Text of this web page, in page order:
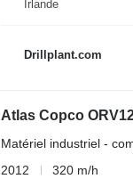
Irlande
Drillplant.com
Atlas Copco
Matériel industriel -
2012
320 m/h